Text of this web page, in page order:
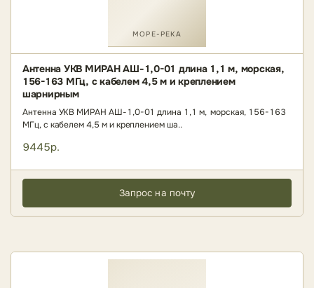
МОРЕ-РЕКА
Антенна УКВ МИРАН АШ-1,0-01 длина 1,1 м, морская,
156-163 МГц, с кабелем 4,5 м и креплением
шарнирным
Антенна УКВ МИРАН АШ-1,0-01 длина 1,1 м, морская, 156-163
МГц, с кабелем 4,5 м и креплением ша..
9445р.
Запрос на почту